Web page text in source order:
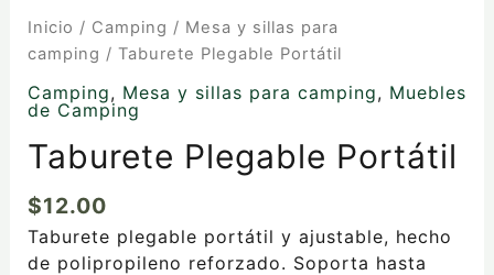
Inicio / Camping / Mesa y sillas para
camping / Taburete Plegable Portátil
Camping, Mesa y sillas para camping, Muebles
de Camping
Taburete Plegable Portátil
$12.00
Taburete plegable portátil y ajustable, hecho
de polipropileno reforzado. Soporta hasta